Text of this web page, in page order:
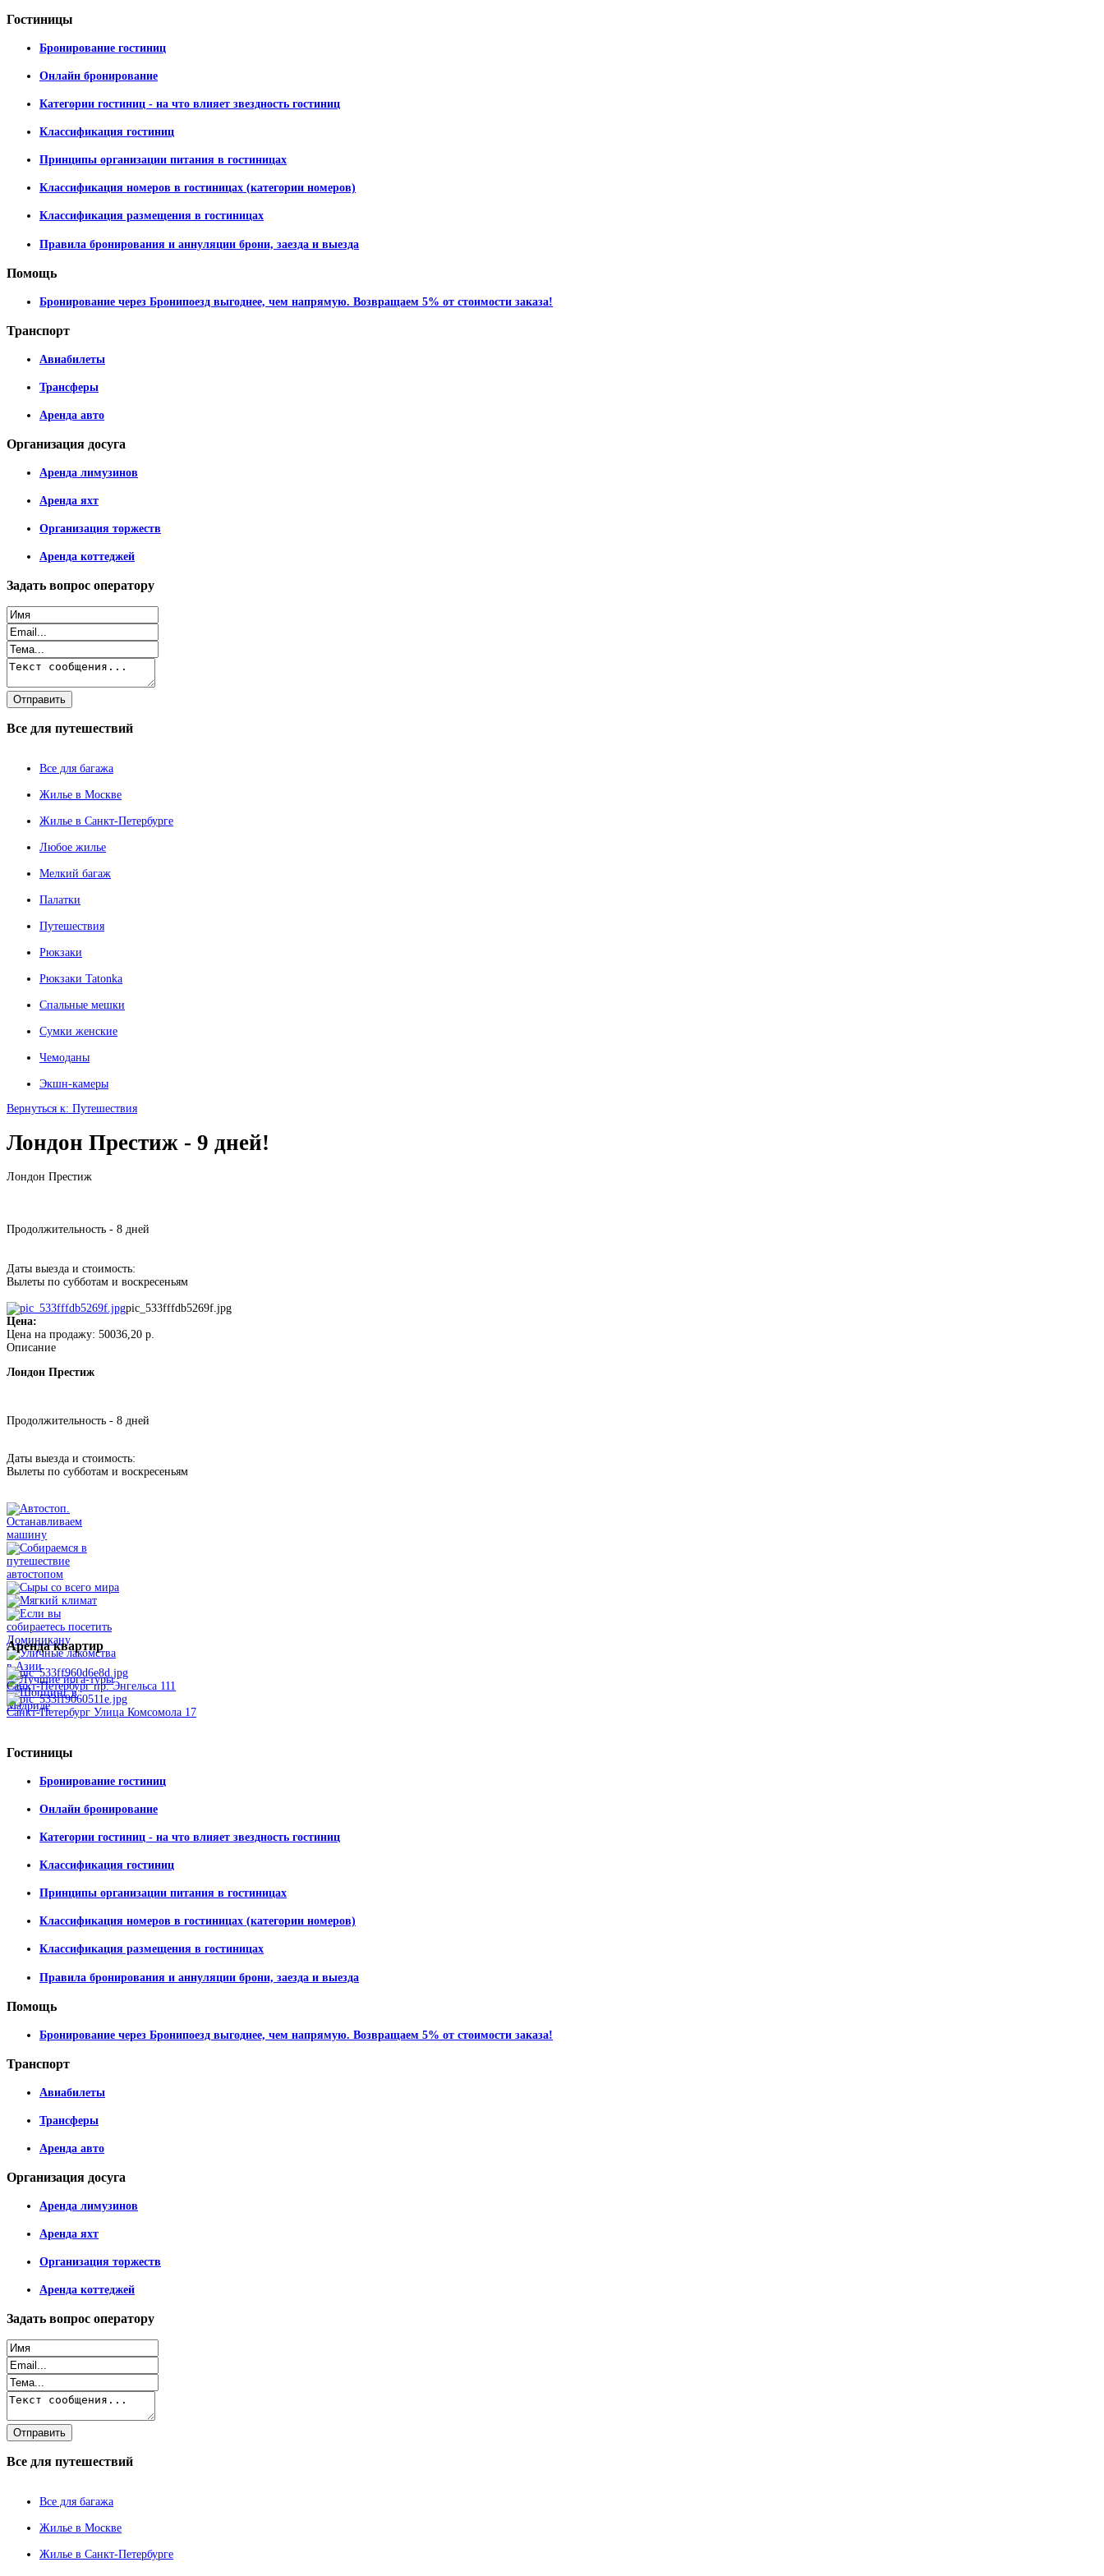
Гостиницы
Бронирование гостиниц
Онлайн бронирование
Категории гостиниц - на что влияет звездность гостиниц
Классификация гостиниц
Принципы организации питания в гостиницах
Классификация номеров в гостиницах (категории номеров)
Классификация размещения в гостиницах
Правила бронирования и аннуляции брони, заезда и выезда
Помощь
Бронирование через Бронипоезд выгоднее, чем напрямую. Возвращаем 5% от стоимости заказа!
Транспорт
Авиабилеты
Трансферы
Аренда авто
Организация досуга
Аренда лимузинов
Аренда яхт
Организация торжеств
Аренда коттеджей
Задать вопрос оператору
Все для путешествий
Все для багажа
Жилье в Москве
Жилье в Санкт-Петербурге
Любое жилье
Мелкий багаж
Палатки
Путешествия
Рюкзаки
Рюкзаки Tatonka
Спальные мешки
Сумки женские
Чемоданы
Экшн-камеры
Вернуться к: Путешествия
Лондон Престиж - 9 дней!
Лондон Престиж
Продолжительность - 8 дней
Даты выезда и стоимость:
Вылеты по субботам и воскресеньям
pic_533fffdb5269f.jpg
Цена:
Цена на продажу: 50036,20 р.
Описание
Лондон Престиж
Продолжительность - 8 дней
Даты выезда и стоимость:
Вылеты по субботам и воскресеньям
Арендаквартир
Санкт-Петербург пр. Энгельса 111
Санкт-Петербург Улица Комсомола 17
Гостиницы
Бронирование гостиниц
Онлайн бронирование
Категории гостиниц - на что влияет звездность гостиниц
Классификация гостиниц
Принципы организации питания в гостиницах
Классификация номеров в гостиницах (категории номеров)
Классификация размещения в гостиницах
Правила бронирования и аннуляции брони, заезда и выезда
Помощь
Бронирование через Бронипоезд выгоднее, чем напрямую. Возвращаем 5% от стоимости заказа!
Транспорт
Авиабилеты
Трансферы
Аренда авто
Организация досуга
Аренда лимузинов
Аренда яхт
Организация торжеств
Аренда коттеджей
Задать вопрос оператору
Все для путешествий
Все для багажа
Жилье в Москве
Жилье в Санкт-Петербурге